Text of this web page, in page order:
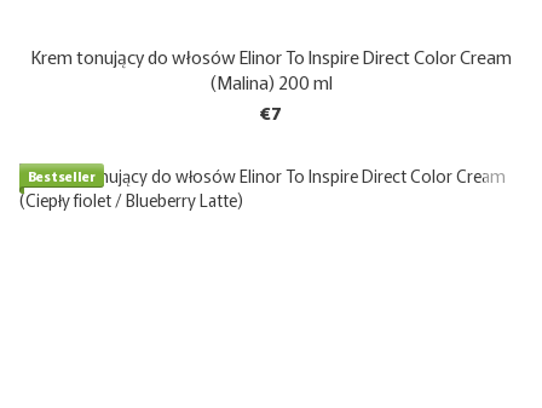
Krem tonujący do włosów Elinor To Inspire Direct Color Cream
(Malina) 200 ml
€7
Bestseller